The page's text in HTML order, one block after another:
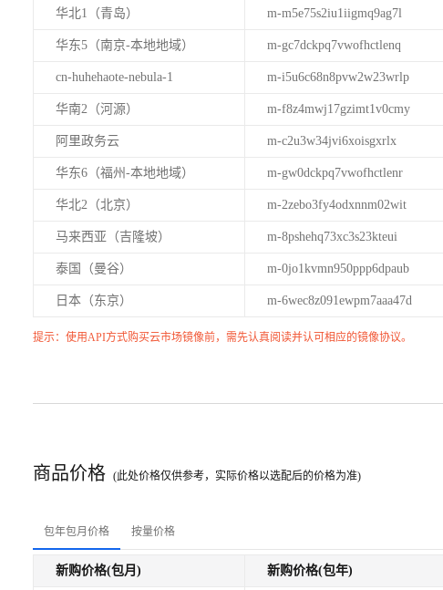
华北1（青岛） m-m5e75s2iu1iigmq9ag7l
华东5（南京-本地地域） m-gc7dckpq7vwofhctlenq
cn-huhehaote-nebula-1 m-i5u6c68n8pvw2w23wrlp
华南2（河源） m-f8z4mwj17gzimt1v0cmy
阿里政务云 m-c2u3w34jvi6xoisgxrlx
华东6（福州-本地地域） m-gw0dckpq7vwofhctlenr
华北2（北京） m-2zebo3fy4odxnnm02wit
马来西亚（吉隆坡） m-8pshehq73xc3s23kteui
泰国（曼谷） m-0jo1kvmn950ppp6dpaub
日本（东京） m-6wec8z091ewpm7aaa47d
提示：使用API方式购买云市场镜像前，需先认真阅读并认可相应的镜像协议。
商品价格 (此处价格仅供参考，实际价格以选配后的价格为准)
包年包月价格 按量价格
新购价格(包月) 新购价格(包年)